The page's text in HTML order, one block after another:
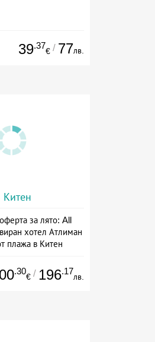
39.37
€ / 77лв.
Китен
за лято: All
хотел Атлиман
плажа в Китен
.30
€ / 196.17
лв.